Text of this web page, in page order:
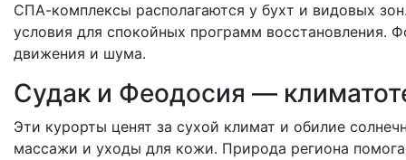
СПА-комплексы располагаются у бухт и видовых
условия для спокойных программ восстановления.
движения и шума.
Судак и Феодосия —
Эти курорты ценят за сухой климат и обилие
массажи и уходы для кожи. Природа региона